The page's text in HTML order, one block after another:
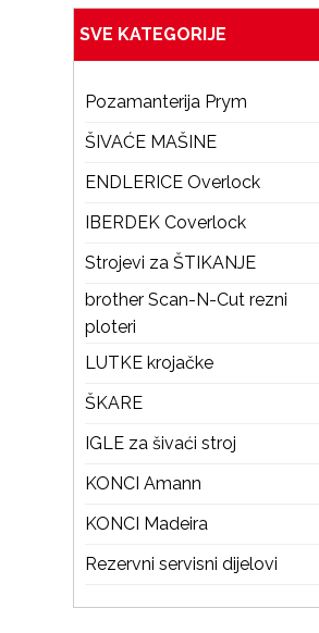
SVE KATEGORIJE
Pozamanterija Prym
ŠIVAĆE MAŠINE
ENDLERICE Overlock
IBERDEK Coverlock
Strojevi za ŠTIKANJE
brother Scan-N-Cut rezni
ploteri
LUTKE krojačke
ŠKARE
IGLE za šivaći stroj
KONCI Amann
KONCI Madeira
Rezervni servisni dijelovi